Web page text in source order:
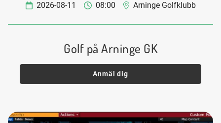
2026-08-11 08:00 Arninge Golfklubb
Golf på Arninge GK
Anmäl dig